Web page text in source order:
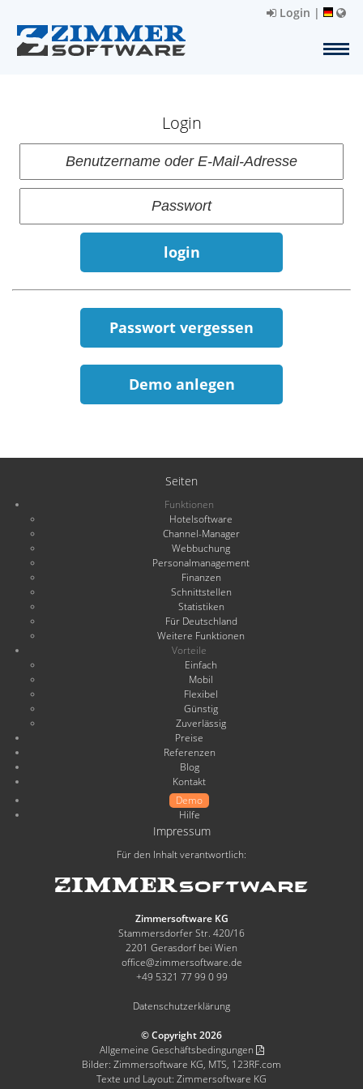
Login |
Login
login
Passwort vergessen
Demo anlegen
Seiten
Funktionen
Hotelsoftware
Channel-Manager
Webbuchung
Personalmanagement
Finanzen
Schnittstellen
Statistiken
Für Deutschland
Weitere Funktionen
Vorteile
Einfach
Mobil
Flexibel
Günstig
Zuverlässig
Preise
Referenzen
Blog
Kontakt
Demo
Hilfe
Impressum
Für den Inhalt verantwortlich:
Zimmersoftware KG
Stammersdorfer Str. 420/16
2201 Gerasdorf bei Wien
office@zimmersoftware.de
+49 5321 77 99 0 99
Datenschutzerklärung
© Copyright 2026
Allgemeine Geschäftsbedingungen
Bilder: Zimmersoftware KG, MTS, 123RF.com
Texte und Layout: Zimmersoftware KG